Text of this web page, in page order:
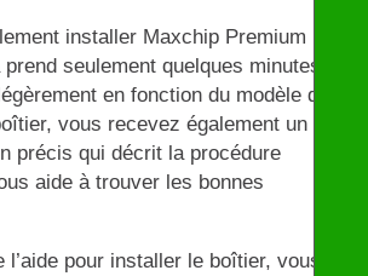
installer Maxchip Premium par
seulement quelques minutes
en fonction du modèle de
vous recevez également un
précis qui décrit la procédure
aide à trouver les bonnes
pour installer le boîtier, vous